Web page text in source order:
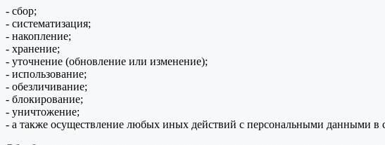
- сбор;
- систематизация;
- накопление;
- хранение;
- уточнение (обновление или изменение);
- использование;
- обезличивание;
- блокирование;
- уничтожение;
- а также осуществление любых иных действий с персональными данными в